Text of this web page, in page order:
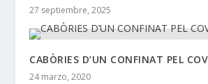
27 septiembre, 2025
CABÒRIES D’UN CONFINAT PEL
24 marzo, 2020